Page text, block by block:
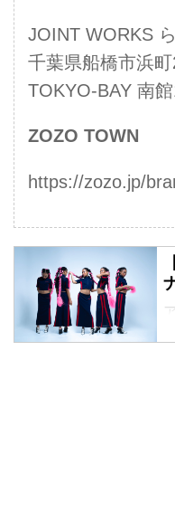
JOINT WORKS
千葉県船橋市浜
TOKYO-BAY 南
ZOZO TOWN
https://zozo.jp/